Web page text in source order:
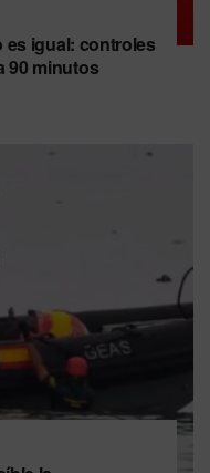
es igual: controles
90 minutos